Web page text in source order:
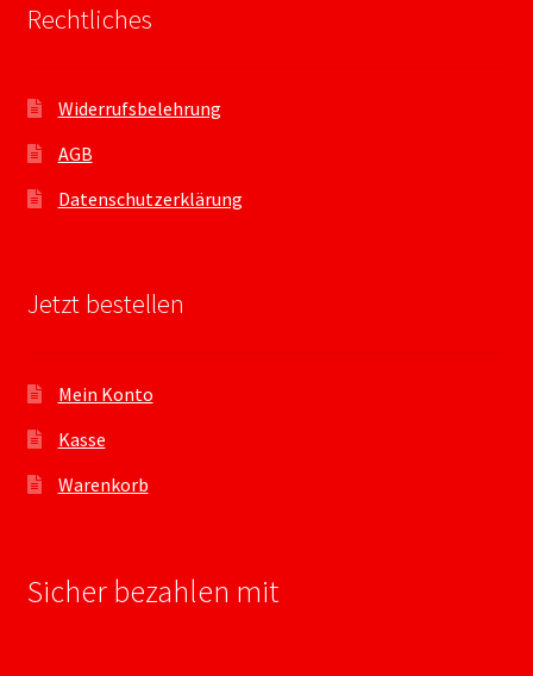
Rechtliches
Widerrufsbelehrung
AGB
Datenschutzerklärung
Jetzt bestellen
Mein Konto
Kasse
Warenkorb
Sicher bezahlen mit